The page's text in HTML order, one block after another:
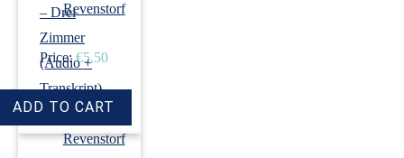
Revenstorf
Price: €5.50
– Drei
Zimmer
(Audio +
Transkript)
›Dirk
Revenstorf